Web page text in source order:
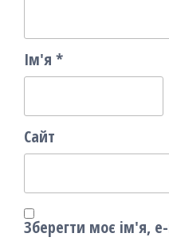
Ім'я *
Сайт
Зберегти моє ім'я,